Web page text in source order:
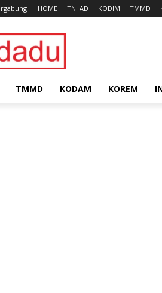
HOME TNI AD KODIM TMMD
TMMD KODAM KOREM